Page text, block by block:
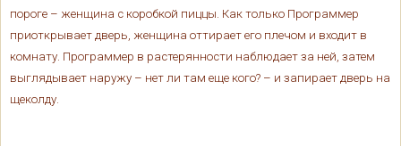
пороге – женщина с коробкой пиццы. Как только Программер
приоткрывает дверь, женщина оттирает его плечом и входит в
комнату. Программер в растерянности наблюдает за ней, затем
выглядывает наружу – нет ли там еще кого? – и запирает дверь на
щеколду.